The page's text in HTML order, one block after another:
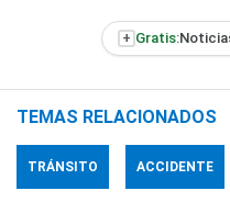
+ Gratis:
TEMAS RELACIONADOS
TRÁNSITO ACCIDENTE